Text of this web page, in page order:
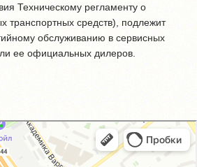
Техническому регламенту о
транспортных средств), подлежит
обслуживанию в сервисных
ее официальных дилеров.
в Москве